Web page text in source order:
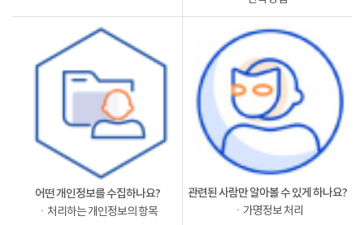
어떤 개인정보를 수집하나요?
ㆍ처리하는 개인정보의 항목
관련된 사람만 알아볼 수 있게 하나요?
ㆍ가명정보 처리